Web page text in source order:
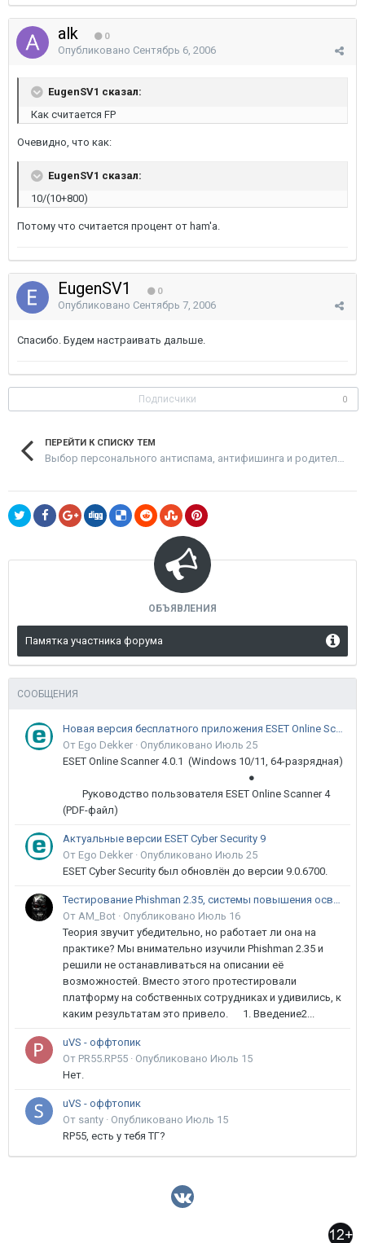
alk 0
Опубликовано Сентябрь 6, 2006
EugenSV1 сказал:
Как считается FP
Очевидно, что как:
EugenSV1 сказал:
10/(10+800)
Потому что считается процент от ham'а.
EugenSV1 0
Опубликовано Сентябрь 7, 2006
Спасибо. Будем настраивать дальше.
Подписчики 0
ПЕРЕЙТИ К СПИСКУ ТЕМ
ОБЪЯВЛЕНИЯ
Памятка участника форума
СООБЩЕНИЯ
Новая версия бесплатного приложения ESET Online Scanner доступна пользователям
От Ego Dekker · Опубликовано Июль 25
ESET Online Scanner 4.0.1 (Windows 10/11, 64-разрядная)
●
Руководство пользователя ESET Online Scanner 4
(PDF-файл)
Актуальные версии ESET Cyber Security 9
От Ego Dekker · Опубликовано Июль 25
ESET Cyber Security был обновлён до версии 9.0.6700.
Тестирование Phishman 2.35, системы повышения осведомлённости пользователей в сфере ИБ
От AM_Bot · Опубликовано Июль 16
Теория звучит убедительно, но работает ли она на
практике? Мы внимательно изучили Phishman 2.35 и
решили не останавливаться на описании её
возможностей. Вместо этого протестировали
платформу на собственных сотрудниках и удивились, к
каким результатам это привело. 1. Введение2...
uVS - оффтопик
От PR55.RP55 · Опубликовано Июль 15
Нет.
uVS - оффтопик
От santy · Опубликовано Июль 15
RP55, есть у тебя ТГ?